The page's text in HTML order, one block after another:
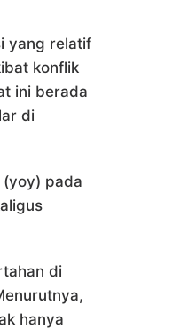
yang relatif
konflik
ini berada
di
pada
di
hanya